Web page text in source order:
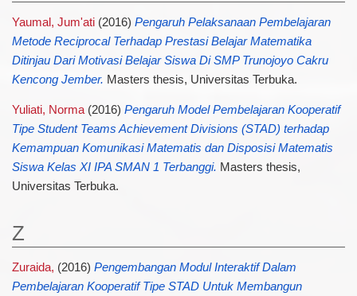
Yaumal, Jum'ati(2016) Pengaruh Pelaksanaan Pembelajaran
Metode Reciprocal Terhadap Prestasi Belajar Matematika
Ditinjau Dari Motivasi Belajar Siswa Di SMP Trunojoyo Cakru
Kencong Jember. Masters thesis, Universitas Terbuka.
Yuliati, Norma(2016) Pengaruh Model Pembelajaran Kooperatif
Tipe Student Teams Achievement Divisions (STAD) terhadap
Kemampuan Komunikasi Matematis dan Disposisi Matematis
Siswa Kelas XI IPA SMAN 1 Terbanggi. Masters thesis,
Universitas Terbuka.
Z
Zuraida, (2016) Pengembangan Modul Interaktif Dalam
Pembelajaran Kooperatif Tipe STAD Untuk Membangun